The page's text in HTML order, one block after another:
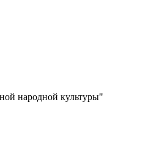
народной культуры"